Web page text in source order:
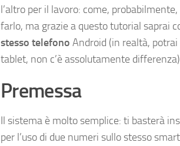
l’altro per il lavoro: come,
farlo, ma grazie a questo tutorial saprai
stesso telefono Android (in realtà,
tablet, non c’è assolutamente
Premessa
Il sistema è molto semplice: ti basterà
per l’uso di due numeri sullo stesso